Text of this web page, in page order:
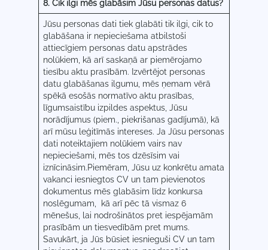
8. Cik ilgi mēs glabāsim Jūsu personas datus?
Jūsu personas dati tiek glabāti tik ilgi, cik to
glabāšana ir nepieciešama atbilstoši
attiecīgiem personas datu apstrādes
nolūkiem, kā arī saskaņā ar piemērojamo
tiesību aktu prasībām. Izvērtējot personas
datu glabāšanas ilgumu, mēs ņemam vērā
spēkā esošās normatīvo aktu prasības,
līgumsaistību izpildes aspektus, Jūsu
norādījumus (piem., piekrišanas gadījumā), kā
arī mūsu leģitīmās intereses. Ja Jūsu personas
dati noteiktajiem nolūkiem vairs nav
nepieciešami, mēs tos dzēsīsim vai
iznīcināsim.Piemēram, Jūsu uz konkrētu amata
vakanci iesniegtos CV un tam pievienotos
dokumentus mēs glabāsim līdz konkursa
noslēgumam, kā arī pēc tā vismaz 6
mēnešus, lai nodrošinātos pret iespējamām
prasībām un tiesvedībām pret mums.
Savukārt, ja Jūs būsiet iesnieguši CV un tam